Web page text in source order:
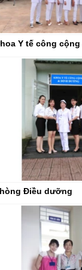
Y tế công
Điều dưỡng